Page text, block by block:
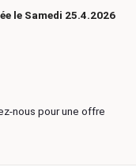
le Samedi 25.4.2026
nous pour une offre